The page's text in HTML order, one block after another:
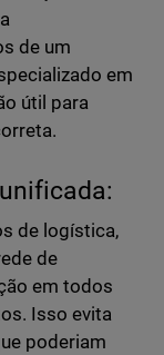
de um
em
útil para
de logística,
de
em todos
Isso evita
poderiam